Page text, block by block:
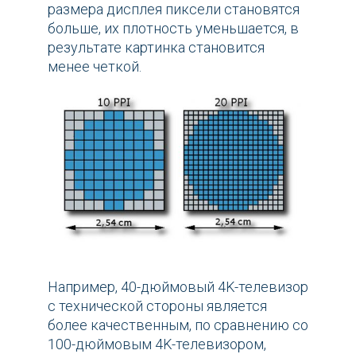
размера дисплея пиксели становятся
больше, их плотность уменьшается, в
результате картинка становится
менее четкой.
Например, 40-дюймовый 4K-телевизор
с технической стороны является
более качественным, по сравнению со
100-дюймовым 4K-телевизором,